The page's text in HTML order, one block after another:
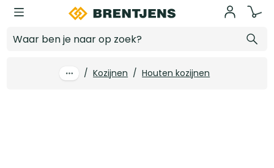
Ga naar hoofdinhoud
/ Kozijnen / Houten kozijnen
Log in voor prijzen